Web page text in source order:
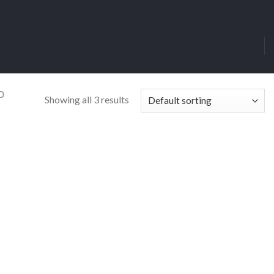
Showing all 3 results